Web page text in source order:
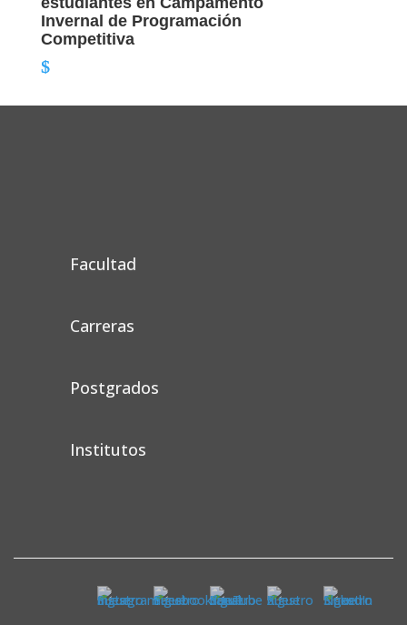
Invernal de Programación
Competitiva
Facultad
Carreras
Postgrados
Institutos